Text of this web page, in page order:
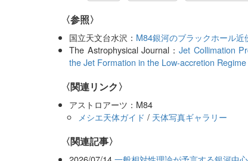
〈参照〉
国立天文台水沢： M84銀河のブラックホール
The Astrophysical Journal：Jet Collimation
the Jet Formation in the Low-accretion Regime
〈関連リンク〉
アストロアーツ：M84
メシエ天体ガイド / 天体写真ギャラリー
関連記事